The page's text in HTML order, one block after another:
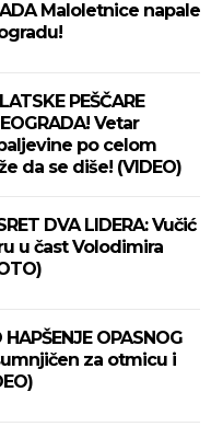
Maloletnice napale
PEŠČARE
Vetar
po celom
da se diše! (VIDEO)
DVA LIDERA: Vučić
u čast Volodimira
OPASNOG
za otmicu i